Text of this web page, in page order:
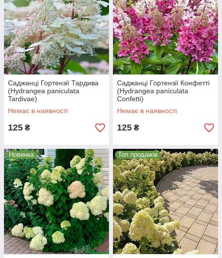
Саджанці Гортензії Тардива
(Hydrangea paniculata
Tardivae)
Немає в наявності
125 ₴
Саджанці Гортензії Конфетті
(Hydrangea paniculata
Confetti)
Немає в наявності
125 ₴
Новинка Топ продажів